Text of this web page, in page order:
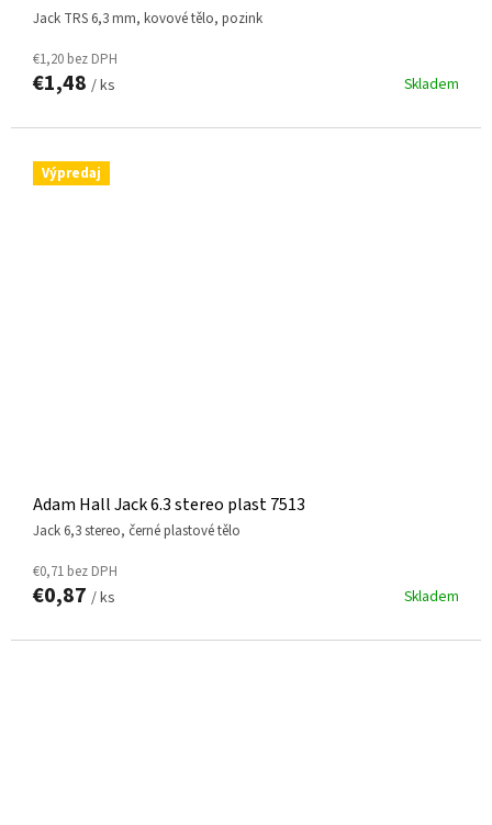
jack TRS 6,3 mm, kovové tělo, pozink
Skladem
€1,20 bez DPH
€1,48 / ks
Výpredaj
Adam Hall Jack 6.3 stereo plast 7513
jack 6,3 stereo, černé plastové tělo
Skladem
€0,71 bez DPH
€0,87 / ks